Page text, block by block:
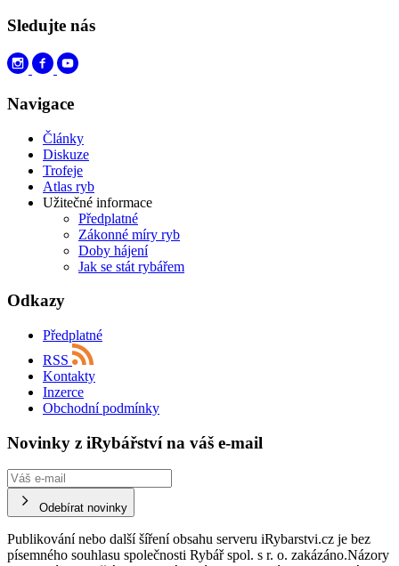
Sledujte nás
Navigace
Články
Diskuze
Trofeje
Atlas ryb
Užitečné informace
Předplatné
Zákonné míry ryb
Doby hájení
Jak se stát rybářem
Odkazy
Předplatné
RSS
Kontakty
Inzerce
Obchodní podmínky
Novinky z iRybářství na váš e-mail
Odebírat novinky
Publikování nebo další šíření obsahu serveru iRybarstvi.cz je bez
písemného souhlasu společnosti Rybář spol. s r. o. zakázáno.Názory